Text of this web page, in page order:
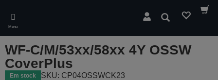
main
content
Menu
Pesquisar
WF-C/M/53xx/58xx 4Y OSSW
CoverPlus
Em stock SKU: CP04OSSWCK23